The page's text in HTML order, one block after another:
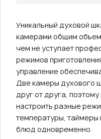
Уникальный духовой
камерами общим
чем не уступает
режимов
управление
Две камеры духового
друг от друга,
настроить разные
температуры, таймеры
блюд одновременно.